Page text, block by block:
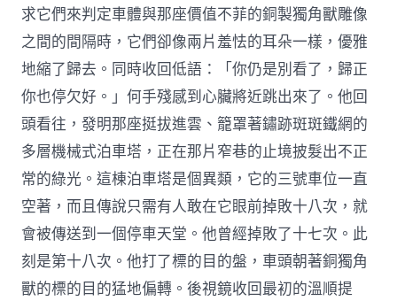
求它們來判定車體與那座價值不菲的銅製獨角獸雕像
之間的間隔時，它們卻像兩片羞怯的耳朵一樣，優雅
地縮了歸去。同時收回低語：「你仍是別看了，歸正
你也停欠好。」何手殘感到心臟將近跳出來了。他回
頭看往，發明那座挺拔進雲、籠罩著鏽跡斑斑鐵網的
多層機械式泊車塔，正在那片窄巷的止境披髮出不正
常的綠光。這棟泊車塔是個異類，它的三號車位一直
空著，而且傳說只需有人敢在它眼前掉敗十八次，就
會被傳送到一個停車天堂。他曾經掉敗了十七次。此
刻是第十八次。他打了標的目的盤，車頭朝著銅獨角
獸的標的目的猛地偏轉。後視鏡收回最初的溫順提